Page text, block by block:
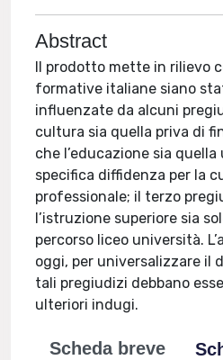
Abstract
Il prodotto mette in rilievo
formative italiane siano
influenzate da alcuni
cultura sia quella priva di
che l’educazione sia
specifica diffidenza per la
professionale; il terzo
l’istruzione superiore sia
percorso liceo università.
oggi, per universalizzare il
tali pregiudizi debbano
ulteriori indugi.
Scheda breve